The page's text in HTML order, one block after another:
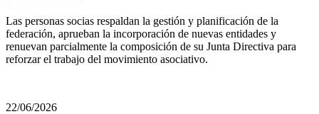
Las personas socias respaldan la gestión y planificación de la
federación, aprueban la incorporación de nuevas entidades y
renuevan parcialmente la composición de su Junta Directiva para
reforzar el trabajo del movimiento asociativo.
22/06/2026